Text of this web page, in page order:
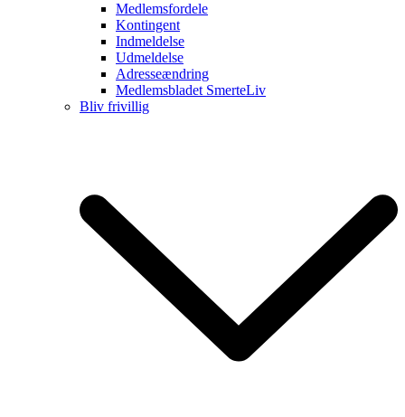
Medlemsfordele
Kontingent
Indmeldelse
Udmeldelse
Adresseændring
Medlemsbladet SmerteLiv
Bliv frivillig